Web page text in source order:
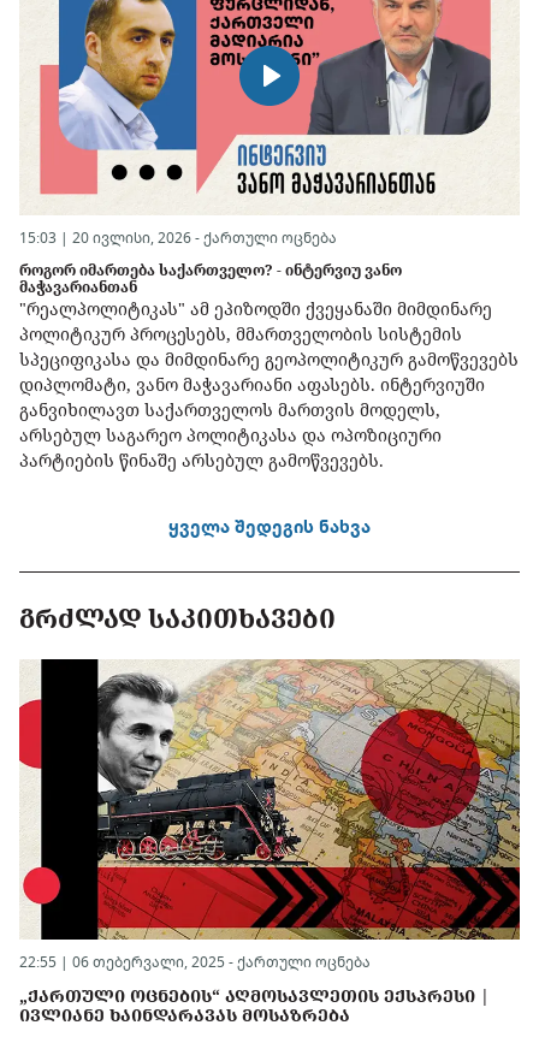
15:03 | 20 ივლისი, 2026 - ქართული ოცნება
როგორ იმართება საქართველო? - ინტერვიუ ვანო
მაჭავარიანთან
"რეალპოლიტიკას" ამ ეპიზოდში ქვეყანაში მიმდინარე
პოლიტიკურ პროცესებს, მმართველობის სისტემის
სპეციფიკასა და მიმდინარე გეოპოლიტიკურ გამოწვევებს
დიპლომატი, ვანო მაჭავარიანი აფასებს. ინტერვიუში
განვიხილავთ საქართველოს მართვის მოდელს,
არსებულ საგარეო პოლიტიკასა და ოპოზიციური
პარტიების წინაშე არსებულ გამოწვევებს.
ყველა შედეგის ნახვა
ᲒᲠᲫᲚᲐᲓ ᲡᲐᲙᲘᲗᲮᲐᲕᲔᲑᲘ
22:55 | 06 თებერვალი, 2025 - ქართული ოცნება
„ᲥᲐᲠᲗᲣᲚᲘ ᲝᲪᲜᲔᲑᲘᲡ“ ᲐᲦᲛᲝᲡᲐᲕᲚᲔᲗᲘᲡ ᲔᲥᲡᲞᲠᲔᲡᲘ |
ᲘᲕᲚᲘᲐᲜᲔ ᲮᲐᲘᲜᲓᲐᲠᲐᲕᲐᲡ ᲛᲝᲡᲐᲖᲠᲔᲑᲐ